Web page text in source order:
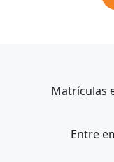
Matrículas
Entre